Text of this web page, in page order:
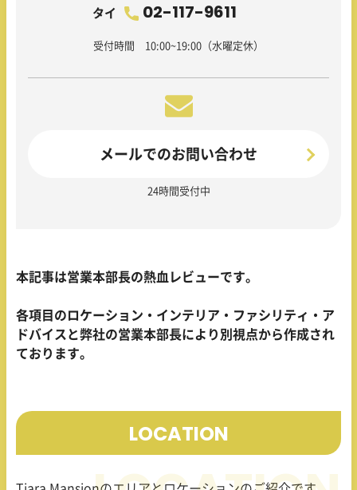
タイ 02-117-9611
受付時間 10:00~19:00（水曜定休）
メールでのお問い合わせ
24時間受付中
本記事は営業本部長の熱血レビューです。
各項目のロケーション・インテリア・ファシリティ・ア
ドバイスと弊社の営業本部長により別視点から作成され
ております。
LOCATION